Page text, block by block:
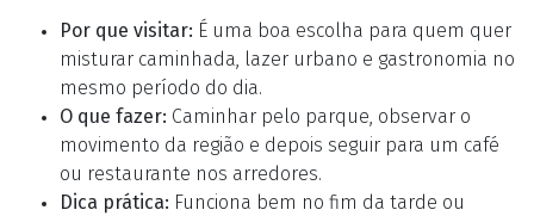
Por que visitar: É uma boa escolha para quem quer
misturar caminhada, lazer urbano e gastronomia no
mesmo período do dia.
O que fazer: Caminhar pelo parque, observar o
movimento da região e depois seguir para um café
ou restaurante nos arredores.
Dica prática: Funciona bem no fim da tarde ou